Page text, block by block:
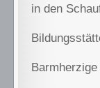
in den